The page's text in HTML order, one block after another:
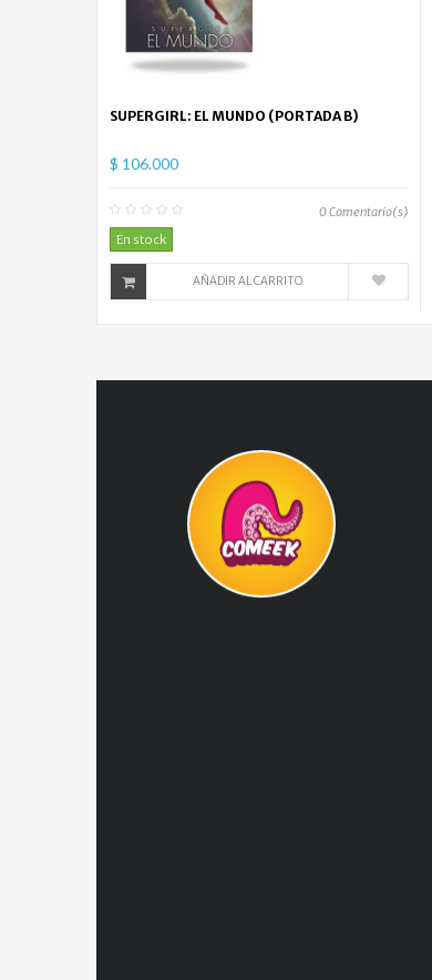
SUPERGIRL: EL MUNDO (PORTADA B)
$ 106.000
0Comentario(s)
En stock
AÑADIR AL CARRITO